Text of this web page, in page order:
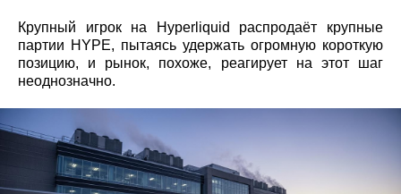
Крупный игрок на Hyperliquid распродаёт крупные
партии HYPE, пытаясь удержать огромную короткую
позицию, и рынок, похоже, реагирует на этот шаг
неоднозначно.